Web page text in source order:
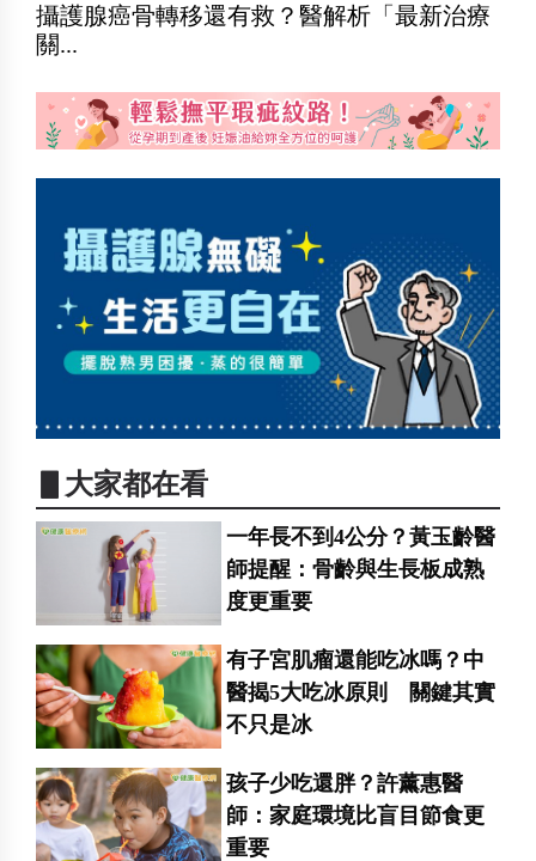
攝護腺癌骨轉移還有救？醫解析「最新治療
關...
▋大家都在看
一年長不到4公分？黃玉齡醫
師提醒：骨齡與生長板成熟
度更重要
有子宮肌瘤還能吃冰嗎？中
醫揭5大吃冰原則 關鍵其實
不只是冰
孩子少吃還胖？許薰惠醫
師：家庭環境比盲目節食更
重要